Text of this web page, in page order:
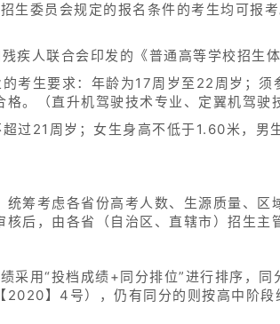
生委员会规定的报名条件的考生均可报
疾人联合会印发的《普通高等学校招生
考生要求：年龄为17周岁至22周岁；须
。（直升机驾驶技术专业、定翼机驾驶
过21周岁；女生身高不低于1.60米，男
筹考虑各省份高考人数、生源质量、区
后，由各省（自治区、直辖市）招生主
采用“投档成绩+同分排位”进行排序，
】4号），仍有同分的则按高中阶